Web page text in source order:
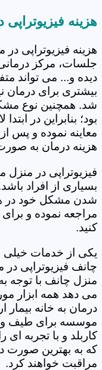
هزینه
هزینه فیزیوتراپی در
جلسات، مرکز
دیده و... می تواند
بیشتری برای درمان
شد. همچنین نوع
بود؛ بنابراین در
معاینه نموده و پس
هزینه درمان به
فیزیوتراپی در منزل
بسیاری از افراد
شدن مشکل خود در
مراجعه نموده و
کنید.
یکی از خدمات خیلی
چانف فیزیوتراپی
منزل چانف با توجه
می دهد همه ابزار
درمان به خانه
موسسه برای طیف
کاربلد و با تجربه
که به بهترین صورت
مراقبت خواهند کرد.